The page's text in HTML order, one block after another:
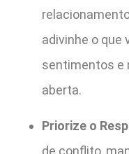
adivinhe o que
sentimentos e
aberta.
Priorize o
de conflito,